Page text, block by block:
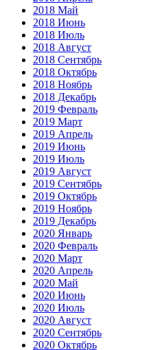
2018 Май
2018 Июнь
2018 Июль
2018 Август
2018 Сентябрь
2018 Октябрь
2018 Ноябрь
2018 Декабрь
2019 Февраль
2019 Март
2019 Апрель
2019 Июнь
2019 Июль
2019 Август
2019 Сентябрь
2019 Октябрь
2019 Ноябрь
2019 Декабрь
2020 Январь
2020 Февраль
2020 Март
2020 Апрель
2020 Май
2020 Июнь
2020 Июль
2020 Август
2020 Сентябрь
2020 Октябрь